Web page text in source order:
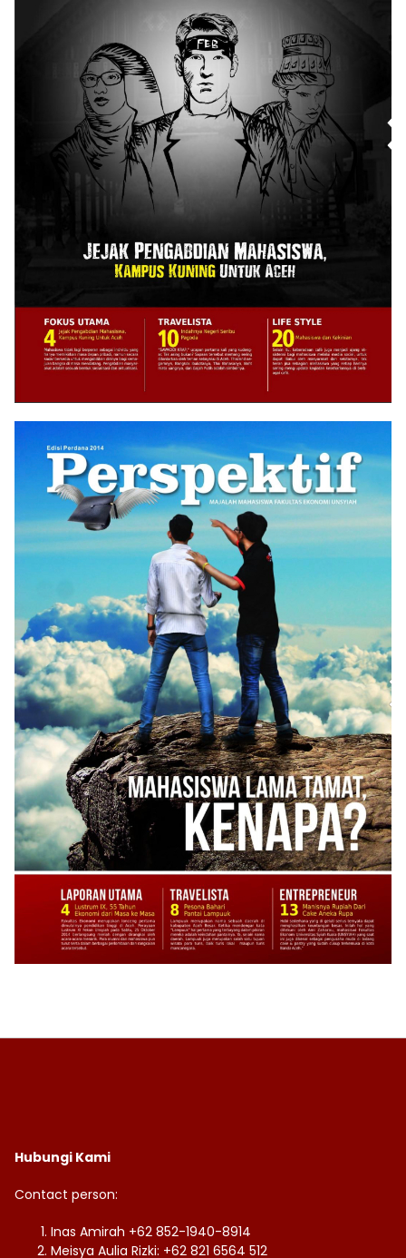
Hubungi Kami
Contact person:
Inas Amirah +62 852-1940-8914
Meisya Aulia Rizki: +62 821 6564 512